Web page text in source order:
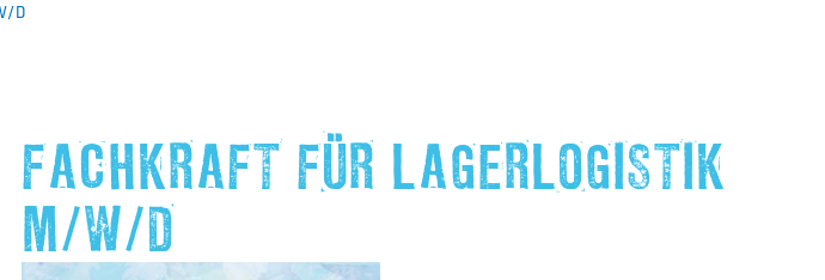
D
FACHKRAFT FÜR LAGERLOGISTIK
M/W/D